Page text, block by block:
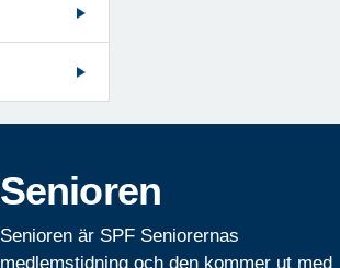
Senioren
Senioren är SPF Seniorernas
medlemstidning och den kommer ut med